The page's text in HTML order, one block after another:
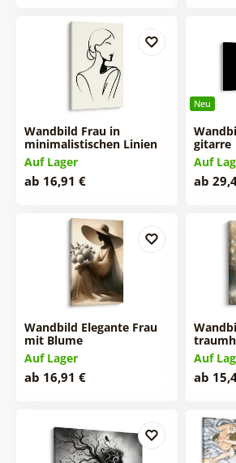
Wandbild Frau in
minimalistischen Linien
Auf Lager
ab 16,91 €
Neu
gitarre
Auf
ab
Wandbild Elegante Frau
mit Blume
Auf Lager
ab 16,91 €
Auf
ab